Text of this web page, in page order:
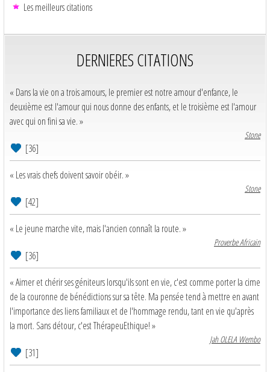
Les meilleurs citations
DERNIERES CITATIONS
« Dans la vie on a trois amours, le premier est notre amour d'enfance, le
deuxième est l'amour qui nous donne des enfants, et le troisième est l'amour
avec qui on fini sa vie. »
Stone
[36]
« Les vrais chefs doivent savoir obéir. »
Stone
[42]
« Le jeune marche vite, mais l'ancien connaît la route. »
Proverbe Africain
[36]
« Aimer et chérir ses géniteurs lorsqu'ils sont en vie, c'est comme porter la cime
de la couronne de bénédictions sur sa tête. Ma pensée tend à mettre en avant
l'importance des liens familiaux et de l'hommage rendu, tant en vie qu'après
la mort. Sans détour, c'est ThérapeuEthique! »
Jah OLELA Wembo
[31]